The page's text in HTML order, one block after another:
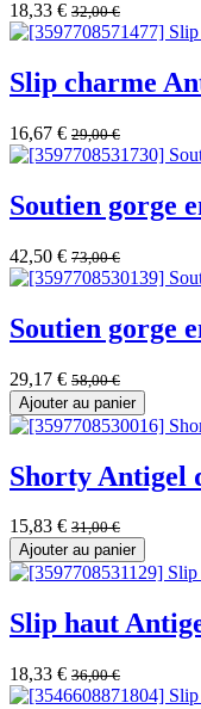
18,33 € 32,00€
Slip charme
16,67 € 29,00€
Soutien gorge
42,50 € 73,00€
Soutien gorge
29,17 € 58,00€
Ajouter au panier
Shorty Antigel
15,83 € 31,00€
Ajouter au panier
Slip haut
18,33 € 36,00€